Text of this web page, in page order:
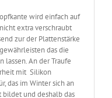
wird einfach auf
extra verschraubt
zur der Plattenstärke
das die
lassen. An der Traufe
mit Silikon
das im Winter sich an
und deshalb das